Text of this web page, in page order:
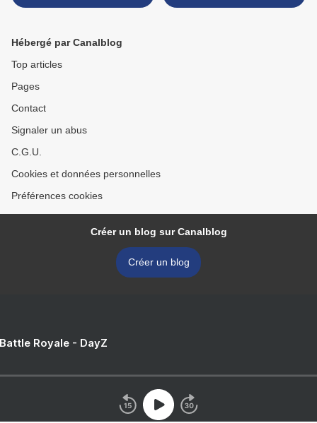
Hébergé par Canalblog
Top articles
Pages
Contact
Signaler un abus
C.G.U.
Cookies et données personnelles
Préférences cookies
Créer un blog sur Canalblog
Créer un blog
Royale - DayZ